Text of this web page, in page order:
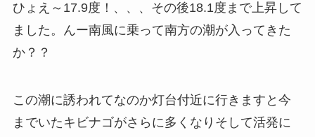
ひょえ～17.9度！、、、その後18.1度まで上昇して
ました。んー南風に乗って南方の潮が入ってきた
か？？
この潮に誘われてなのか灯台付近に行きますと今
までいたキビナゴがさらに多くなりそして活発に